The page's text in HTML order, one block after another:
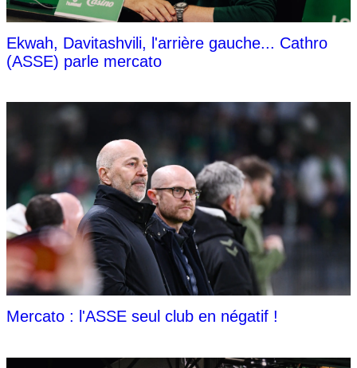
Ekwah, Davitashvili, l'arrière gauche... Cathro
(ASSE) parle mercato
Mercato : l'ASSE seul club en négatif !